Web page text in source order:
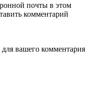
почты в этом
комментарий
вашего комментария